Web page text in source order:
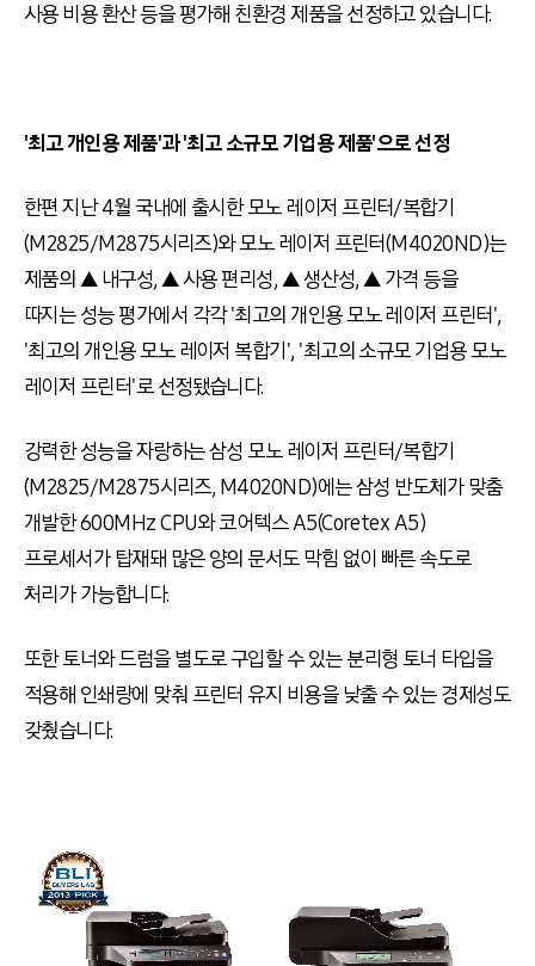
사용 비용 환산 등을 평가해 친환경 제품을 선정하고 있습니다.
'최고 개인용 제품'과 '최고 소규모 기업용 제품'으로 선정
한편 지난 4월 국내에 출시한 모노 레이저 프린터/복합기
(M2825/M2875시리즈)와 모노 레이저 프린터(M4020ND)는
제품의 ▲ 내구성, ▲ 사용 편리성, ▲ 생산성, ▲ 가격 등을
따지는 성능 평가에서 각각 '최고의 개인용 모노 레이저 프린터',
'최고의 개인용 모노 레이저 복합기', '최고의 소규모 기업용 모노
레이저 프린터'로 선정됐습니다.
강력한 성능을 자랑하는 삼성 모노 레이저 프린터/복합기
(M2825/M2875시리즈, M4020ND)에는 삼성 반도체가 맞춤
개발한 600MHz CPU와 코어텍스 A5(Coretex A5)
프로세서가 탑재돼 많은 양의 문서도 막힘 없이 빠른 속도로
처리가 가능합니다.
또한 토너와 드럼을 별도로 구입할 수 있는 분리형 토너 타입을
적용해 인쇄량에 맞춰 프린터 유지 비용을 낮출 수 있는 경제성도
갖췄습니다.